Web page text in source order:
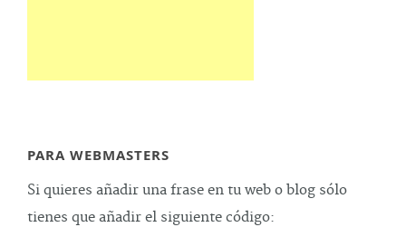
PARA WEBMASTERS
Si quieres añadir una frase en tu web o blog sólo
tienes que añadir el siguiente código: